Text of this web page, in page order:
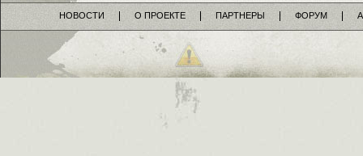
НОВОСТИ О ПРОЕКТЕ ПАРТНЕРЫ ФОРУМ